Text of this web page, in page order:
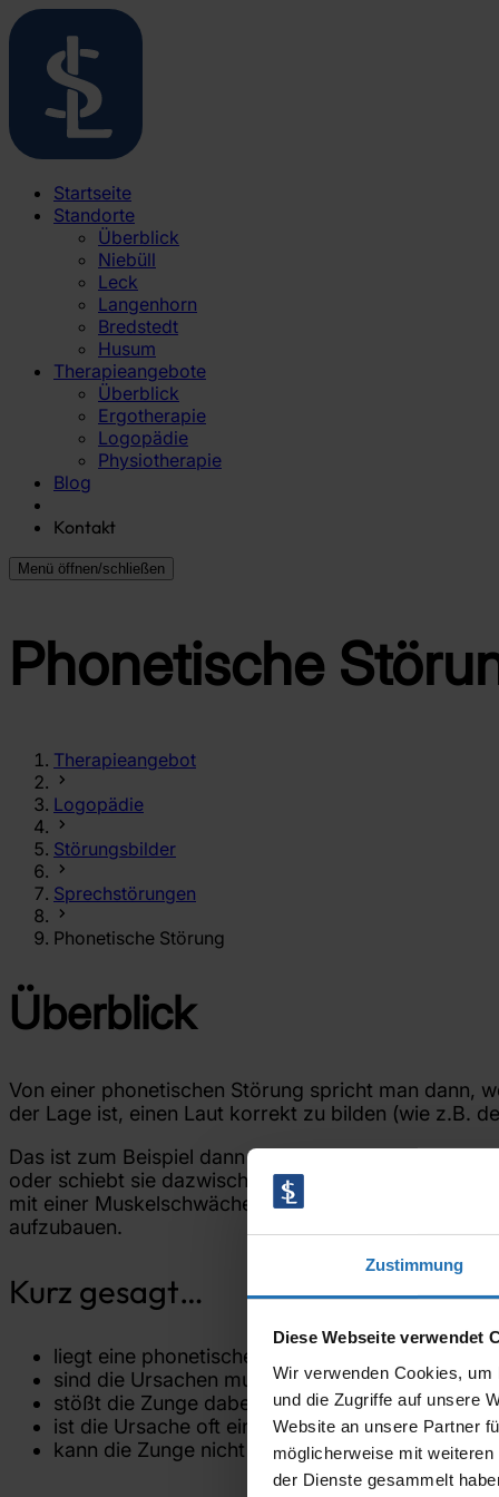
Zustimmung
Diese Webseite verwendet
Wir verwenden Cookies,
und die Zugriffe auf unsere
Website an unsere Partner
möglicherweise mit
der Dienste gesammelt
Startseite
Standorte
Überblick
Niebüll
Leck
Langenhorn
Bredstedt
Husum
Therapieangebote
Überblick
Ergotherapie
Logopädie
Physiotherapie
Blog
Kontakt
Menü öffnen/schließen
Phonetische
Therapieangebot
Logopädie
Störungsbilder
Sprechstörungen
Phonetische Störung
Überblick
Von einer phonetischen Störung spricht man dann,
der Lage ist, einen Laut korrekt zu bilden (wie z.B.
Das ist zum Beispiel dann der Fall, wenn das Kind
oder schiebt sie dazwischen) oder wenn die Luft
mit einer Muskelschwäche der Zunge zusammen.
aufzubauen.
Kurz gesagt…
liegt eine phonetische Störung, wenn Laute
sind die Ursachen muskuläre Dysfunktionen
stößt die Zunge dabei gegen die Zähne oder
ist die Ursache oft eine Schwäche der
kann die Zunge nicht genug Spannung für die